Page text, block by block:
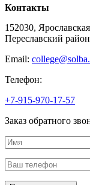
Контакты
152030,
Переславский
Email:
Телефон:
+7-915-970-17-57
Заказ обратного